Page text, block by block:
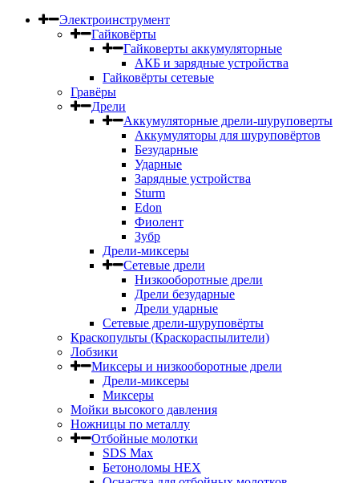
Электроинструмент
Гайковёрты
Гайковерты аккумуляторные
АКБ и зарядные устройства
Гайковёрты сетевые
Гравёры
Дрели
Аккумуляторные дрели-шуруповерты
Аккумуляторы для шуруповёртов
Безударные
Ударные
Зарядные устройства
Sturm
Edon
Фиолент
Зубр
Дрели-миксеры
Сетевые дрели
Низкооборотные дрели
Дрели безударные
Дрели ударные
Сетевые дрели-шуруповёрты
Краскопульты (Краскораспылители)
Лобзики
Миксеры и низкооборотные дрели
Дрели-миксеры
Миксеры
Мойки высокого давления
Ножницы по металлу
Отбойные молотки
SDS Max
Бетоноломы HEX